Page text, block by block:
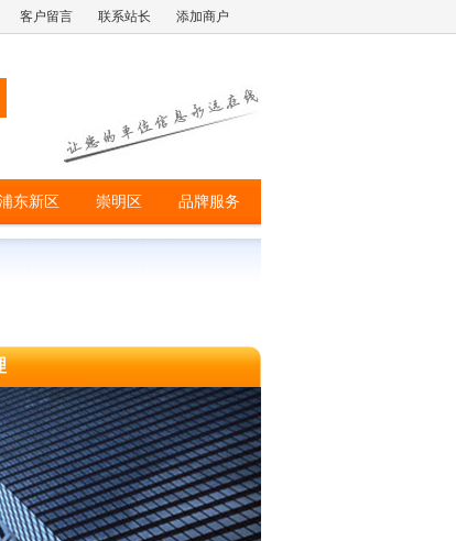
客户留言 联系站长 添加商户
东新区 崇明区 品牌服务